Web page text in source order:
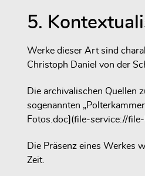
5.
Werke dieser Art sind
Christoph Daniel von der
Die archivalischen Quellen
sogenannten
Fotos.doc](file-service://
Die Präsenz eines Werkes
Zeit.